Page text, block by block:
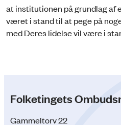
at institutionen på grundlag af
været i stand til at pege på
med Deres lidelse vil være i
Folketingets
Gammeltorv 22